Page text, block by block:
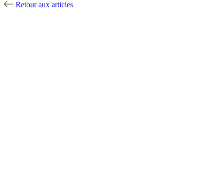
Retour aux articles